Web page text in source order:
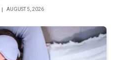
AUGUST 5, 2026